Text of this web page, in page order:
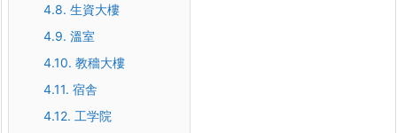
4.8. 生資大樓
4.9. 溫室
4.10. 教穡大樓
4.11. 宿舎
4.12. 工学院